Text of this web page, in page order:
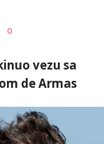
0
vezu sa
de Armas